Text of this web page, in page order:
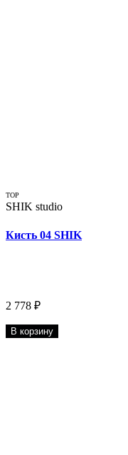
TOP
SHIK studio
Кисть 04 SHIK
2 778 ₽
В корзину